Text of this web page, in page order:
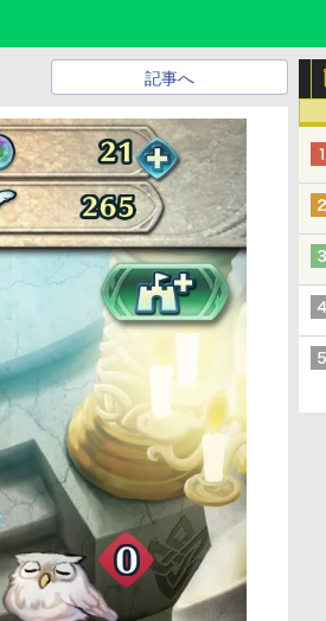
記事へ